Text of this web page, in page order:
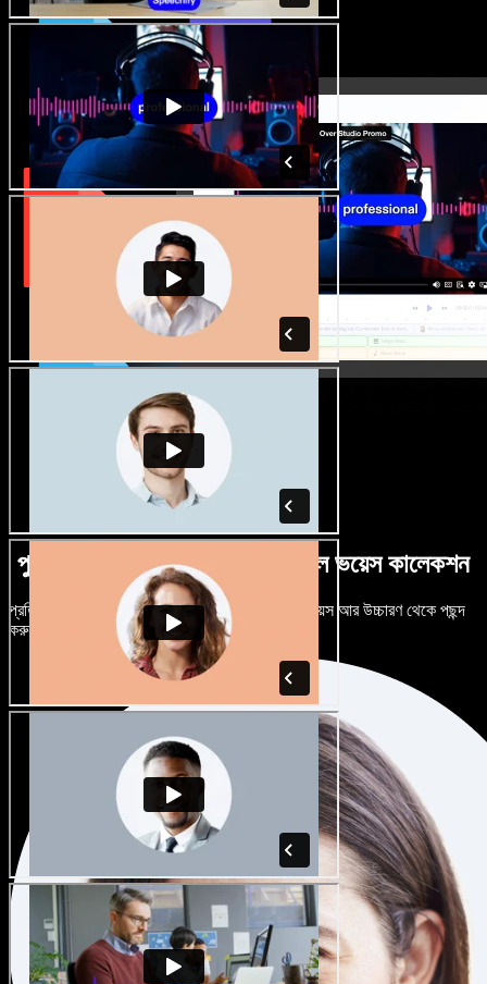
পুরুষ-নারী ভেদে নানান উচ্চারণে বিশাল ভয়েস কালেকশন
প্রতিটি প্রজেক্টকে আলাদা শোনাতে দিন। শত শত AI ভয়েস আর উচ্চারণ থেকে পছন্দ
করুন, নিজের মতো টিউন করুন।